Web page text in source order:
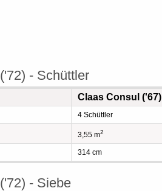
- Schüttler
Claas Consul ('67)
4 Schüttler
3,55 m2
314 cm
- Siebe